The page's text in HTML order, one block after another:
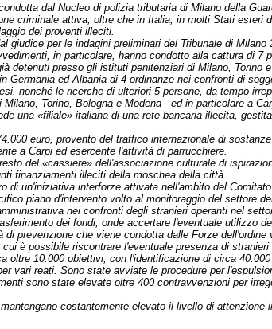
dal Nucleo di polizia tributaria di Milano della
criminale attiva, oltre che in Italia, in molti Stati esteri
dei proventi illeciti.
giudice per le indagini preliminari del Tribunale di
in particolare, hanno condotto alla cattura di 7
detenuti presso gli istituti penitenziari di Milano, Torino e
Germania ed Albania di 4 ordinanze nei confronti di
nonché le ricerche di ulteriori 5 persone, da tempo
Torino, Bologna e Modena - ed in particolare a
una «filiale» italiana di una rete bancaria illecita,
euro, provento del traffico internazionale di
a Carpi ed esercente l'attività di parrucchiere.
del «cassiere» dell'associazione culturale di
finanziamenti illeciti della moschea della città.
di un'iniziativa interforze attivata nell'ambito del
piano d'intervento volto al monitoraggio del settore
nei confronti degli stranieri operanti nel
dei fondi, onde accertare l'eventuale utilizzo
prevenzione che viene condotta dalle Forze
è possibile riscontrare l'eventuale presenza di
oltre 10.000 obiettivi, con l'identificazione di circa
vari reati. Sono state avviate le procedure per
sono state elevate oltre 400 contravvenzioni per
costantemente elevato il livello di attenzione